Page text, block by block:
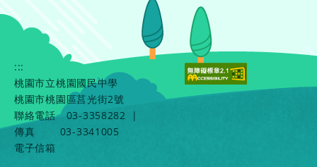
:::
桃園市立桃園國民中學
桃園市桃園區莒光街2號
聯絡電話
03-3358282
|
傳真
03-3341005
電子信箱